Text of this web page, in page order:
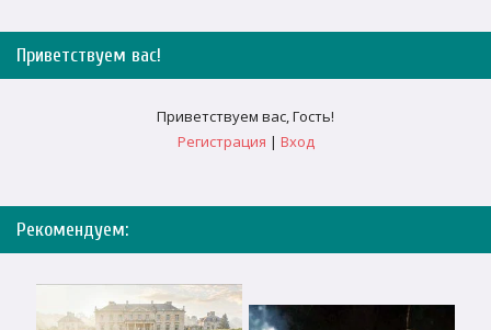
Приветствуем вас!
Приветствуем вас,Гость!
Регистрация | Вход
Рекомендуем: